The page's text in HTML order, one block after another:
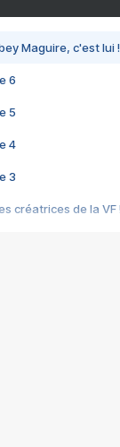
Maguire, c'est
6
5
4
3
créatrices de la VF !